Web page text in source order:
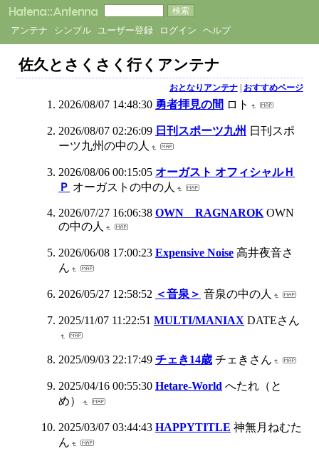
アンテナ シンプル ユーザー登録 ログイン ヘルプ
佐久とさくさく行くアンテナ
おとなりアンテナ| おすすめページ
2026/08/07 14:48:30 勇者拝見の間 ロト
2026/08/07 02:26:09 日刊スポーツ九州 日刊スポ
ーツ九州の中の人
2026/08/06 00:15:05 オーガスト オフィシャルＨ
Ｐ オーガストの中の人
2026/07/27 16:06:38 OWN RAGNAROK OWN
の中の人
2026/06/08 17:00:23 Expensive Noise 高井夜音さ
ん
2026/05/27 12:58:52 ＜音泉＞ 音泉の中の人
2025/11/07 11:22:51 MULTI/MANIAX DATEさん
2025/09/03 22:17:49 チェき14歳 チェきさん
2025/04/16 00:55:30 Hetare-World へたれ（と
め）
2025/03/07 03:44:43 HAPPYTITLE 神無月ねむた
ん